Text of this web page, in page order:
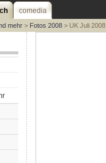
comedia
mehr> Fotos 2008> UK Juli 2008